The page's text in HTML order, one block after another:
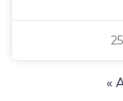
«